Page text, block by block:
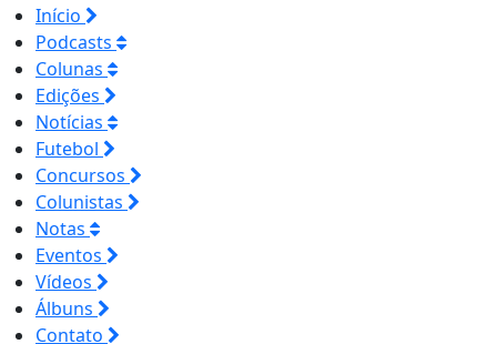
Início
Podcasts
Colunas
Edições
Notícias
Futebol
Concursos
Colunistas
Notas
Eventos
Vídeos
Álbuns
Contato